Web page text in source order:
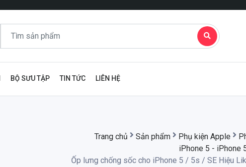
BỘ SƯU TẬP TIN TỨC LIÊN HỆ
Trang chủ Sản phẩm Phụ kiện Apple
iPhone 5 - iPhone
Ốp lưng chống sốc cho iPhone 5 / 5s / SE Hiệu